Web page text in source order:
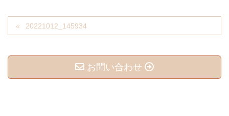
20221012_145934
お問い合わせ